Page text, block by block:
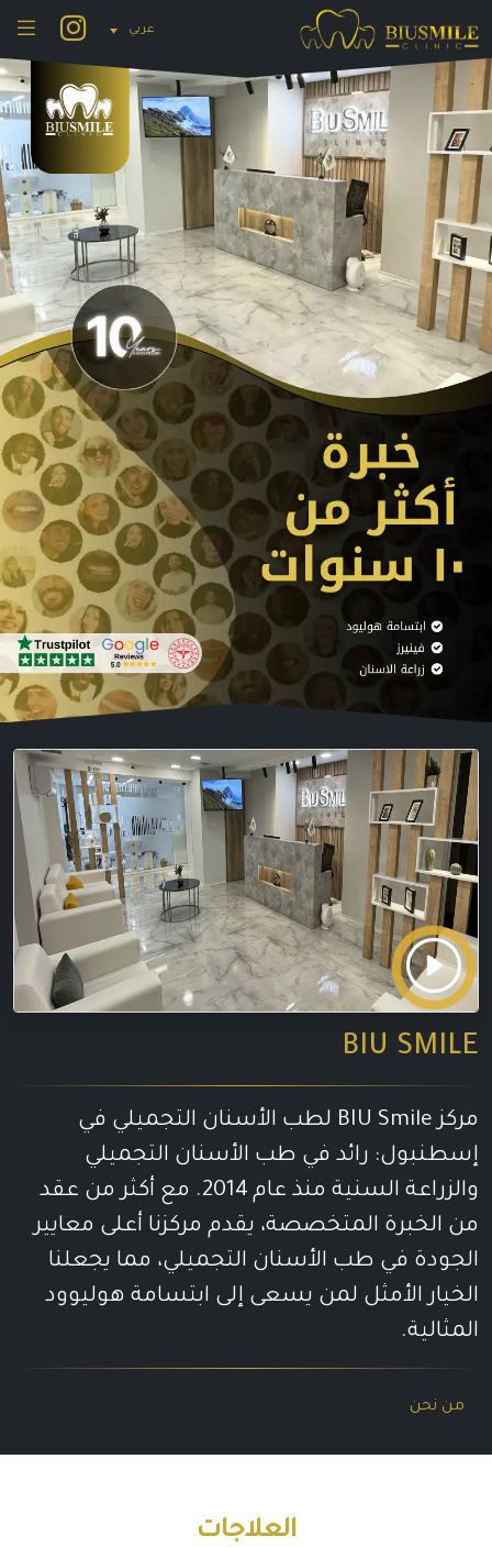
للمحتوى
عربي
BIU SMILE
مركز BIU Smile لطب الأسنان التجميلي في
إسطنبول: رائد في طب الأسنان التجميلي
والزراعة السنية منذ عام 2014. مع أكثر من عقد
من الخبرة المتخصصة، يقدم مركزنا أعلى معايير
الجودة في طب الأسنان التجميلي، مما يجعلنا
الخيار الأمثل لمن يسعى إلى ابتسامة هوليوود
المثالية.
من نحن
العلاجات